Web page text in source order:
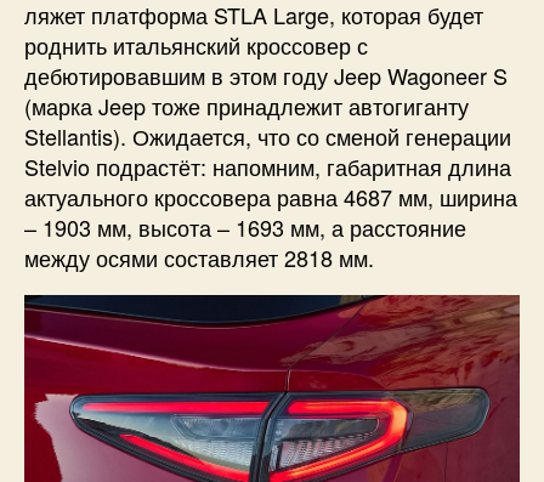
ляжет платформа STLA Large, которая будет
роднить итальянский кроссовер с
дебютировавшим в этом году Jeep Wagoneer S
(марка Jeep тоже принадлежит автогиганту
Stellantis). Ожидается, что со сменой генерации
Stelvio подрастёт: напомним, габаритная длина
актуального кроссовера равна 4687 мм, ширина
– 1903 мм, высота – 1693 мм, а расстояние
между осями составляет 2818 мм.